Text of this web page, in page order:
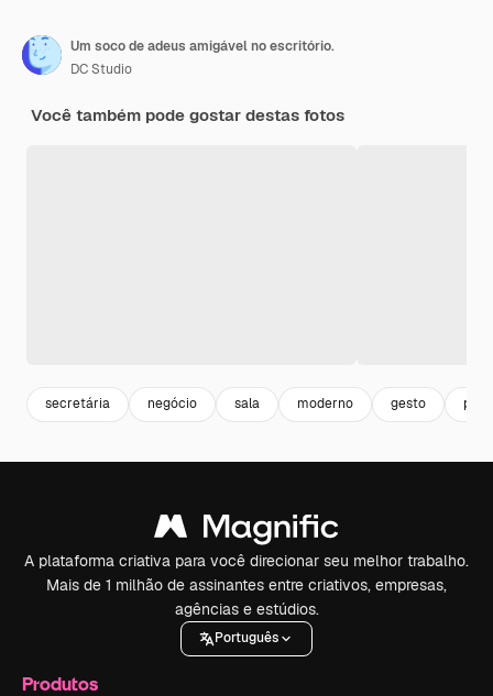
Um soco de adeus amigável no escritório.
DC Studio
Você também pode gostar destas fotos
secretária negócio sala moderno gesto
A plataforma criativa para você direcionar seu melhor trabalho.
Mais de 1 milhão de assinantes entre criativos, empresas,
agências e estúdios.
Português
Produtos